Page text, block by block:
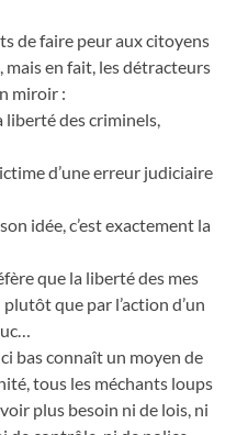
de faire peur aux citoyens
en fait, les détracteurs
miroir :
liberté des criminels,
d’une erreur judiciaire
idée, c’est exactement la
que la liberté des mes
que par l’action d’un
bas connaît un moyen de
tous les méchants loups
plus besoin ni de lois, ni